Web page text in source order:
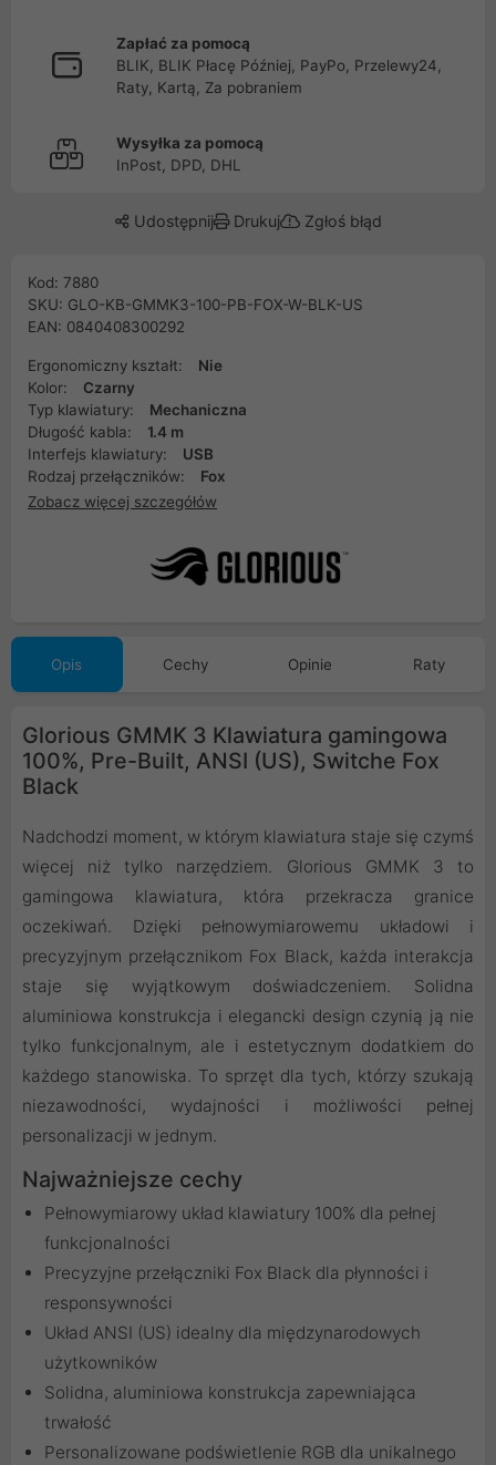
Zapłać za pomocą
BLIK, BLIK Płacę Później, PayPo, Przelewy24,
Raty, Kartą, Za pobraniem
Wysyłka za pomocą
InPost, DPD, DHL
Udostępnij Drukuj Zgłoś błąd
Kod: 7880
SKU: GLO-KB-GMMK3-100-PB-FOX-W-BLK-US
EAN: 0840408300292
Ergonomiczny kształt:
Nie
Kolor:
Czarny
Typ klawiatury:
Mechaniczna
Długość kabla:
1.4 m
Interfejs klawiatury:
USB
Rodzaj przełączników:
Fox
Zobacz więcej szczegółów
Opis Cechy Opinie Raty
Glorious GMMK 3 Klawiatura gamingowa
100%, Pre-Built, ANSI (US), Switche Fox
Black
Nadchodzi moment, w którym klawiatura staje się czymś
więcej niż tylko narzędziem. Glorious GMMK 3 to
gamingowa klawiatura, która przekracza granice
oczekiwań. Dzięki pełnowymiarowemu układowi i
precyzyjnym przełącznikom Fox Black, każda interakcja
staje się wyjątkowym doświadczeniem. Solidna
aluminiowa konstrukcja i elegancki design czynią ją nie
tylko funkcjonalnym, ale i estetycznym dodatkiem do
każdego stanowiska. To sprzęt dla tych, którzy szukają
niezawodności, wydajności i możliwości pełnej
personalizacji w jednym.
Najważniejsze cechy
Pełnowymiarowy układ klawiatury 100% dla pełnej
funkcjonalności
Precyzyjne przełączniki Fox Black dla płynności i
responsywności
Układ ANSI (US) idealny dla międzynarodowych
użytkowników
Solidna, aluminiowa konstrukcja zapewniająca
trwałość
Personalizowane podświetlenie RGB dla unikalnego